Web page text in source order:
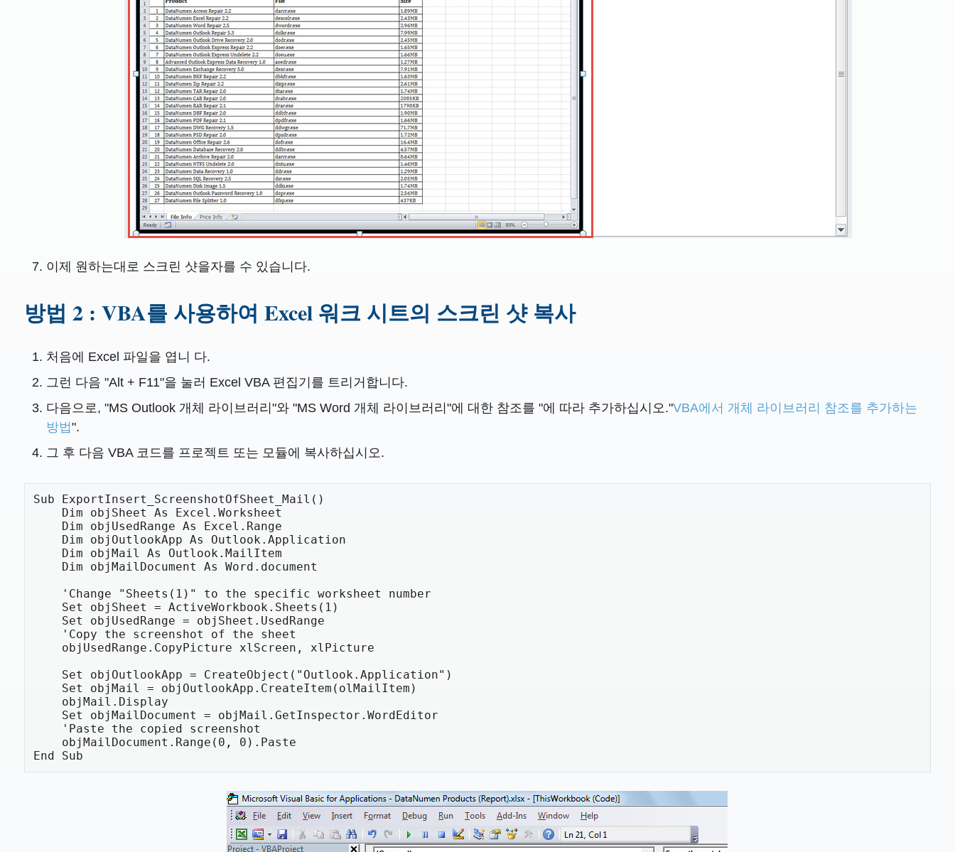
이제 원하는대로 스크린 샷을자를 수 있습니다.
방법 2 : VBA를 사용하여 Excel 워크 시트의 스크린 샷 복사
처음에 Excel 파일을 엽니 다.
그런 다음 "Alt + F11"을 눌러 Excel VBA 편집기를 트리거합니다.
다음으로, "MS Outlook 개체 라이브러리"와 "MS Word 개체 라이브러리"에 대한 참조를 "에 따라 추가하십시오."VBA에서 개체 라이브러리 참조를 추가하는
방법".
그 후 다음 VBA 코드를 프로젝트 또는 모듈에 복사하십시오.
Sub ExportInsert_ScreenshotOfSheet_Mail()
End Sub